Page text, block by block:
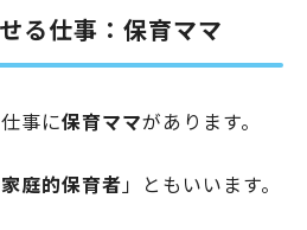
る仕事：保育ママ
事に保育ママがあります。
家庭的保育者 」ともいいます。